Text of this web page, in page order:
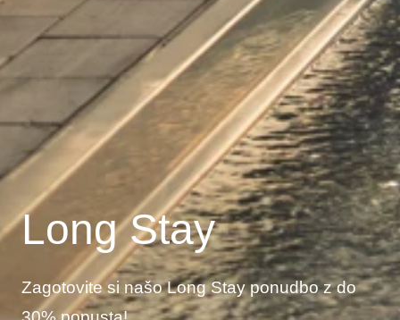
Long Stay
Zagotovite si našo Long Stay ponudbo z do